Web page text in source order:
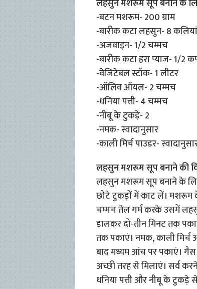
लहसुन मशरूम सूप बनाने के
-बटन मशरूम- 200 ग्राम
-बारीक कटा लहसुन- 8 कलियां
-अजवाइन- 1/2 चम्मच
-बारीक कटा हरा प्याज- 1/2
-वेजिटेबल स्टॉक- 1 लीटर
-ऑलिव ऑयल- 2 चम्मच
-धनिया पत्ती- 4 चम्मच
-नीबू के टुकड़े- 2
-नमक- स्वादानुसार
-काली मिर्च पाउडर-
लहसुन मशरूम सूप बनाने की
लहसुन मशरूम सूप बनाने के
छोटे टुकड़ों में काट लें। मशरूम
चम्मच तेल गर्म करके उसमें
डालकर दो-तीन मिनट तक
तक पकाएं। नमक, काली
बाद मध्यम आंच पर पकाएं।
अच्छी तरह से मिलाएं। सर्व
धनिया पत्ती और नीबू के टुकड़े